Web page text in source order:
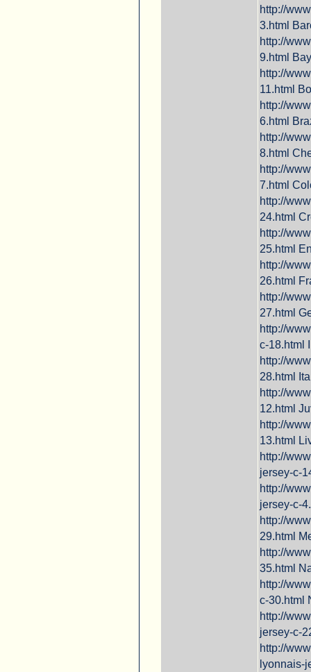
http://
3.html
http://
9.html
http://
11.html
http://
6.html
http://
8.html
http://
7.html
http://
24.html
http://
25.html
http://
26.html
http://
27.html
http://
c-18.html
http://
28.html
http://
12.html
http://
13.html
http://
jersey-c-
http://
jersey-c-
http://
29.html
http://
35.html
http://
c-30.html
http://
jersey-c-
http://
lyonnais-